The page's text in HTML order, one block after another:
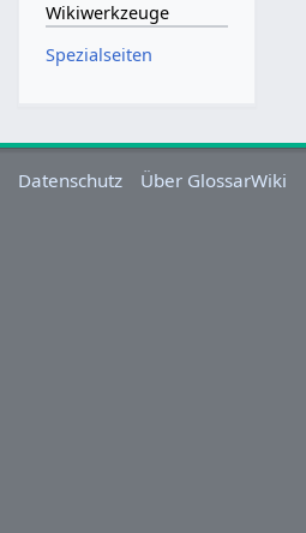
Wikiwerkzeuge
Spezialseiten
Datenschutz Über GlossarWiki